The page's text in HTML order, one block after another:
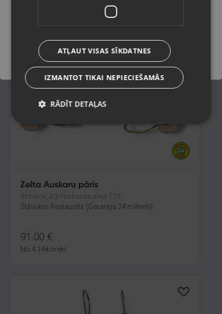
Stāvoklis Restaurēts (Garantija 24 mēneši)
105.00 €
4.77€/mēn.
Zelta Auskaru pāris
Rēzekne, Atbrīvošanas aleja 119
Stāvoklis Restaurēts (Garantija 24 mēneši)
91.00 €
No 4.14€/mēn.
Saglabāt
ATĻAUT VISAS SĪKDATNES
IZMANTOT TIKAI NEPIECIEŠAMĀS
RĀDĪT DETAĻAS